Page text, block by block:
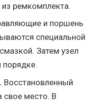
ремкомплекта.
и поршень
специальной
Затем узел
порядке.
Восстановленный
свое место. В